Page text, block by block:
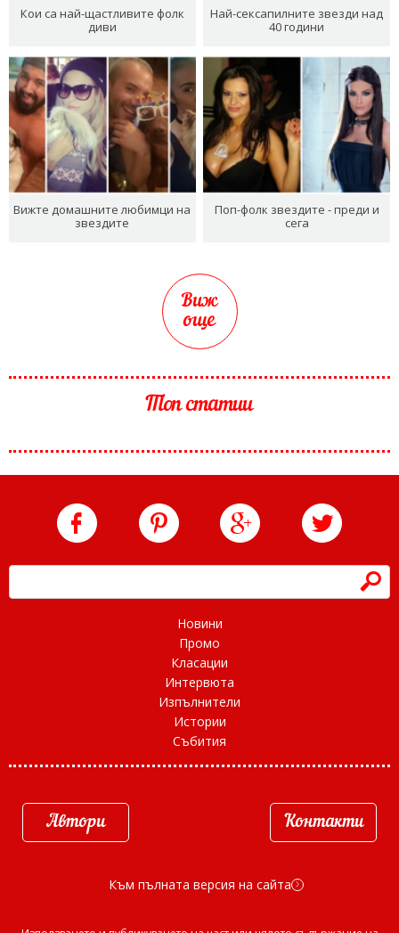
Кои са най-щастливите фолк
диви
Най-сексапилните звезди над
40 години
Вижте домашните любимци на
звездите
Поп-фолк звездите - преди и
сега
Виж
още
Топ статии
h
Новини
Промо
Класации
Интервюта
Изпълнители
Истории
Събития
Автори Контакти
Към пълната версия на сайта d